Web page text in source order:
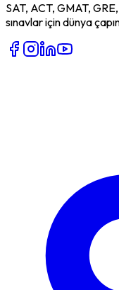
SAT, ACT, GMAT,
sınavlar için dünya